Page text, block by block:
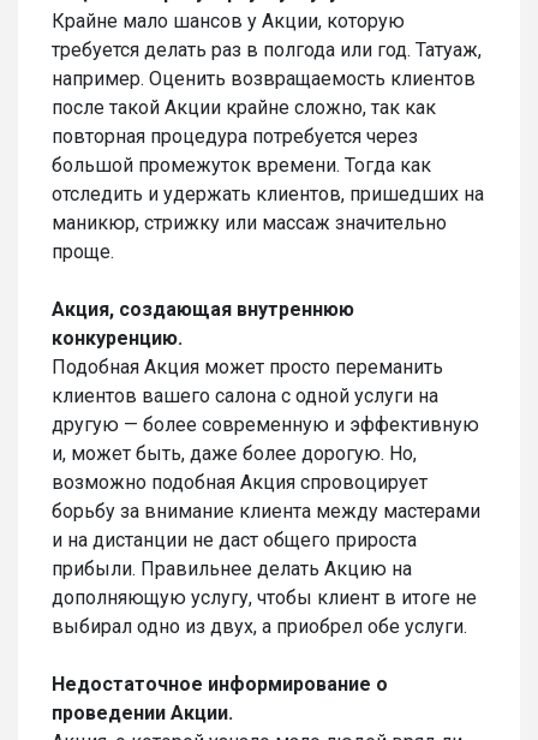
Крайне мало шансов у Акции, которую
требуется делать раз в полгода или год. Татуаж,
например. Оценить возвращаемость клиентов
после такой Акции крайне сложно, так как
повторная процедура потребуется через
большой промежуток времени. Тогда как
отследить и удержать клиентов, пришедших на
маникюр, стрижку или массаж значительно
проще.
Акция, создающая внутреннюю
конкуренцию.
Подобная Акция может просто переманить
клиентов вашего салона с одной услуги на
другую — более современную и эффективную
и, может быть, даже более дорогую. Но,
возможно подобная Акция спровоцирует
борьбу за внимание клиента между мастерами
и на дистанции не даст общего прироста
прибыли. Правильнее делать Акцию на
дополняющую услугу, чтобы клиент в итоге не
выбирал одно из двух, а приобрел обе услуги.
Недостаточное информирование о
проведении Акции.